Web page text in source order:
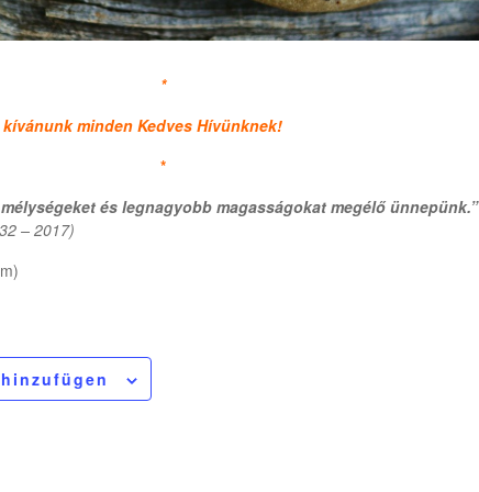
*
minden Kedves Hívünknek!
*
és legnagyobb magasságokat megélő ünnepünk.”
– 2017)